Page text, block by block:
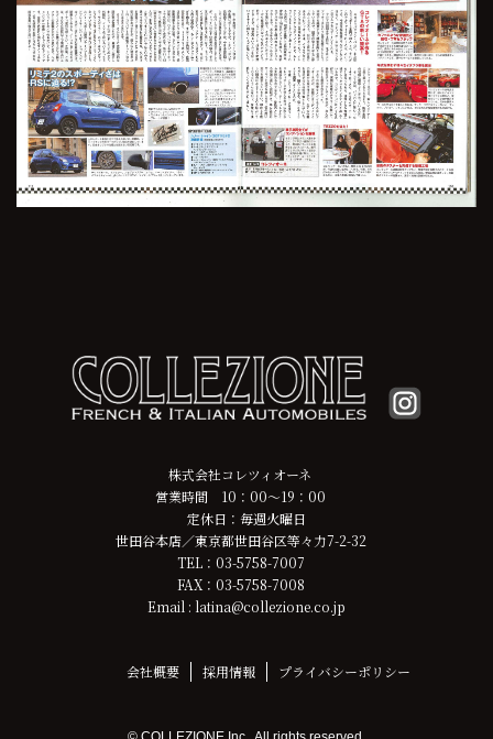
株式会社コレツィオーネ
営業時間 10：00～19：00
定休日：毎週火曜日
世田谷本店／東京都世田谷区等々力7-2-32
TEL：03-5758-7007
FAX：03-5758-7008
Email : latina@collezione.co.jp
会社概要 採用情報 プライバシーポリシー